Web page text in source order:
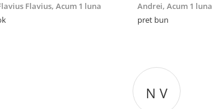
Flavius, Acum 1 luna
Andrei, Acum 1 luna
pret bun
N V